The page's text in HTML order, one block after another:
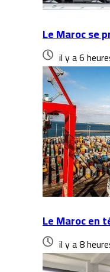
Le Maroc se
il y a 6
Le Maroc en
il y a 8